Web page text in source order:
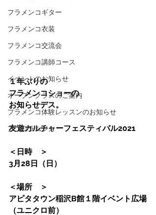
フラメンコギター
フラメンコ衣装
フラメンコ交流会
フラメンコ講師コース
イベントのお知らせ
オープンクラスのご案内
フラメンコ体験レッスンのお知らせ
アウロラムジカ
１年ぶりの
フラメンコショーの
お知らせデス。
友遊カルチャーフェスティバル2021
＜日時　＞
3月28日（日）
＜場所　＞
アピタタウン稲沢B館１階イベント広場
（ユニクロ前）